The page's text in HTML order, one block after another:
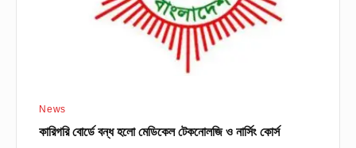
News
কারিগরি বোর্ডে বন্ধ হলো মেডিকেল টেকনোলজি ও নার্সিং কোর্স